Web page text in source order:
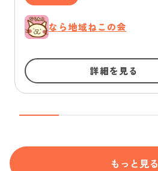
なら地域ねこの会
詳細を見る
もっと見る